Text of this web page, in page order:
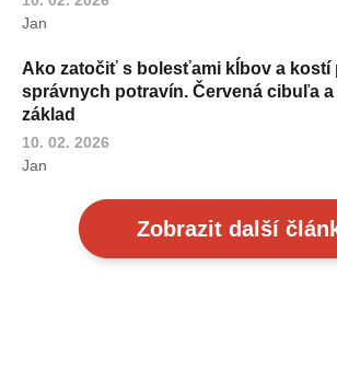
Jan
Ako zatočiť s bolesťami kĺbov a kostí
správnych potravín. Červená cibuľa a
základ
10. 02. 2026
Jan
Zobrazit další